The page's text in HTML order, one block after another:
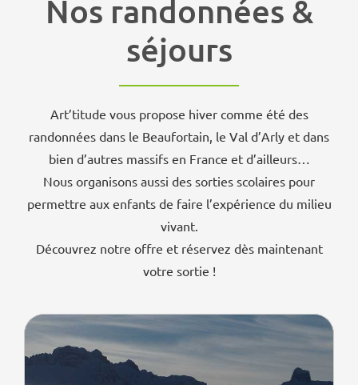
Nos randonnées &
séjours
Art’titude vous propose hiver comme été des
randonnées dans le Beaufortain, le Val d’Arly et dans
bien d’autres massifs en France et d’ailleurs…
Nous organisons aussi des sorties scolaires pour
permettre aux enfants de faire l’expérience du milieu
vivant.
Découvrez notre offre et réservez dès maintenant
votre sortie !